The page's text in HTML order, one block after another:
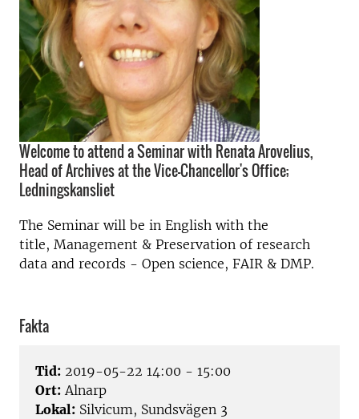
Welcome to attend a Seminar with Renata Arovelius,
Head of Archives at the Vice-Chancellor's Office;
Ledningskansliet
The Seminar will be in English with the
title, Management & Preservation of research
data and records - Open science, FAIR & DMP.
Fakta
Tid: 2019-05-22 14:00 - 15:00
Ort: Alnarp
Lokal: Silvicum, Sundsvägen 3